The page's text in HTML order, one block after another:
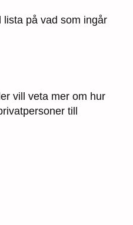
på vad som ingår
vill veta mer om hur
till